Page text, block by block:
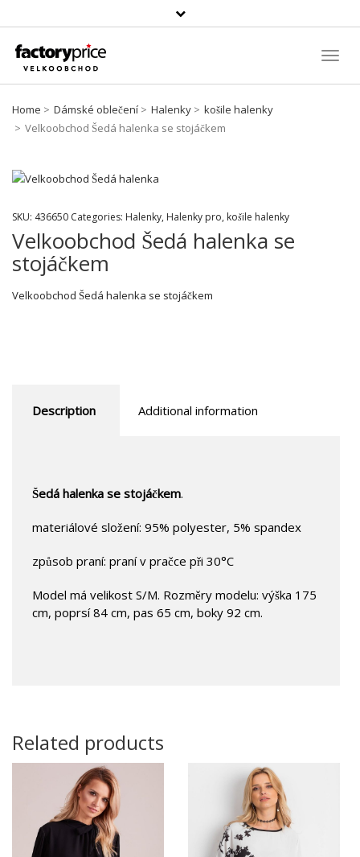
Vyhledávání
Home Dámské oblečení Halenky
košile halenky
Velkoobchod Šedá halenka se stojáčkem
SKU: 436650 Categories: Halenky, Halenky pro, košile halenky
Velkoobchod Šedá halenka se
stojáčkem
Velkoobchod Šedá halenka se stojáčkem
Description Additional information
Šedá halenka se stojáčkem.
materiálové složení: 95% polyester, 5% spandex
způsob praní: praní v pračce při 30°C
Model má velikost S/M. Rozměry modelu: výška 175
cm, poprsí 84 cm, pas 65 cm, boky 92 cm.
Related products